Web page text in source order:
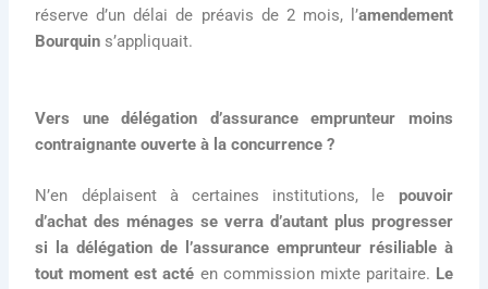
réserve d’un délai de préavis de 2 mois, l’amendement
Bourquin s’appliquait.
Vers une délégation d’assurance emprunteur moins
contraignante ouverte à la concurrence ?
N’en déplaisent à certaines institutions, le pouvoir
d’achat des ménages se verra d’autant plus progresser
si la délégation de l’assurance emprunteur résiliable à
tout moment est acté en commission mixte paritaire. Le